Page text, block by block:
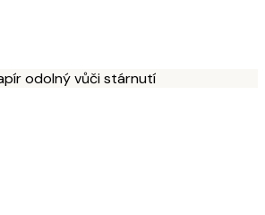
odolný vůči stárnutí